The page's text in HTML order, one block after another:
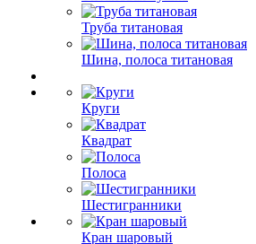
Труба титановая
Шина, полоса титановая
Круги
Квадрат
Полоса
Шестигранники
Кран шаровый